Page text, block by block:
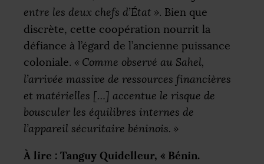
entre les deux chefs d’État ». Bien que
discrète, cette coopération nourrit la
défiance à l’égard de l’ancienne puissance
coloniale. « Comme observé au Sahel,
l’arrivée massive de ressources financières
et matérielles […] accentue le risque de
bousculer les équilibres internes de
l’appareil sécuritaire béninois. »
À lire : Tanguy Quidelleur, « Bénin.